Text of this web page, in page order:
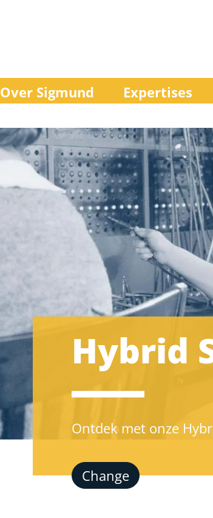
Over Sigmund Expertises
Hybrid
Ontdek met onze
Change